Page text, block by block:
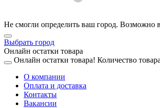
Не смогли определить ваш город. Возможно
Выбрать город
Онлайн остатки товара
Онлайн остатки товара! Количество
О компании
Оплата и доставка
Контакты
Вакансии